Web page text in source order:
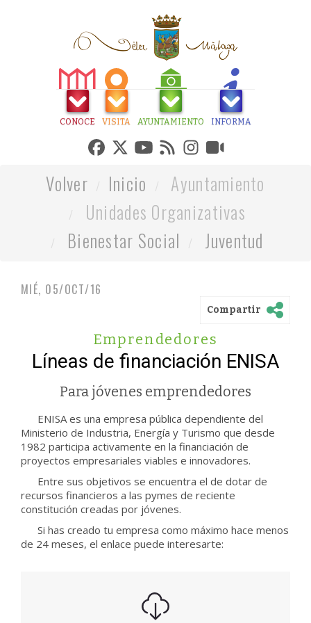
CONOCE VISITA AYUNTAMIENTO INFORMA
Volver Inicio
Ayuntamiento
Unidades Organizativas
Bienestar Social
Juventud
MIÉ, 05/OCT/16
Compartir
Emprendedores
Líneas de financiación ENISA
Para jóvenes emprendedores
ENISA es una empresa pública dependiente del
Ministerio de Industria, Energía y Turismo que desde
1982 participa activamente en la financiación de
proyectos empresariales viables e innovadores.
Entre sus objetivos se encuentra el de dotar de
recursos financieros a las pymes de reciente
constitución creadas por jóvenes.
Si has creado tu empresa como máximo hace menos
de 24 meses, el enlace puede interesarte: